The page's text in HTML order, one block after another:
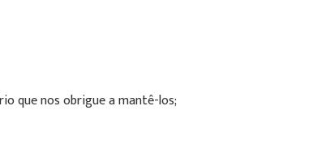
que nos obrigue a mantê-los;